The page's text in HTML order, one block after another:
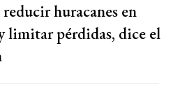
huracanes en
limitar pérdidas, dice el